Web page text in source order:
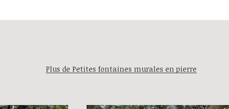
Plus de Petites fontaines murales en pierre